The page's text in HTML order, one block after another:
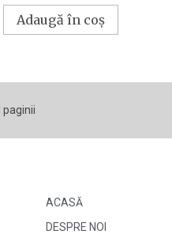
Adaugă în coș
paginii
ACASĂ
DESPRE NOI